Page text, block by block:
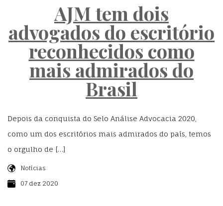
AJM tem dois
advogados do escritório
reconhecidos como
mais admirados do
Brasil
Depois da conquista do Selo Análise Advocacia 2020,
como um dos escritórios mais admirados do país, temos
o orgulho de […]
Notícias
07 dez 2020